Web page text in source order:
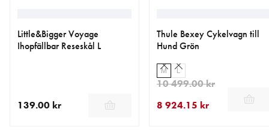
Little&Bigger Voyage
Ihopfällbar Reseskål L
139.00 kr
Thule Bexey Cykelvagn till
Hund Grön
M L
8 924.15 kr
10 499.00 kr